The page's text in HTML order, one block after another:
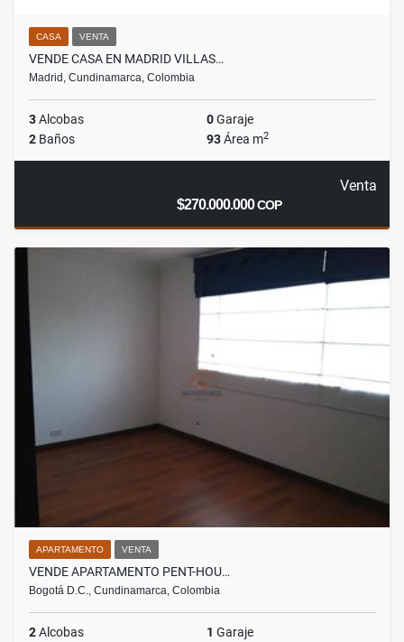
CASA VENTA
VENDE CASA EN MADRID VILLAS…
Madrid, Cundinamarca, Colombia
3Alcobas 0Garaje
2 Baños 93Área m2
Venta
$270.000.000COP
APARTAMENTO VENTA
VENDE APARTAMENTO PENT-HOU…
Bogotá D.C., Cundinamarca, Colombia
2Alcobas 1 Garaje